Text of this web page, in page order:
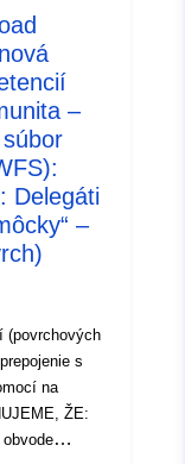
–
Delegáti
–
(povrchových
s
na